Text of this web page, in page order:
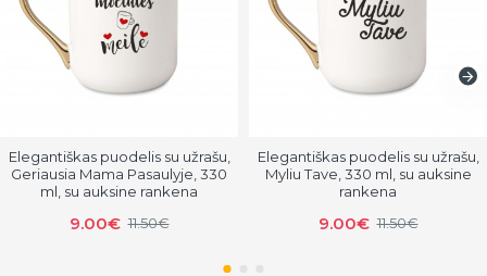
Elegantiškas puodelis su užrašu,
Geriausia Mama Pasaulyje, 330
ml, su auksine rankena
9.00€ 11.50€
Elegantiškas puodelis su užrašu,
Myliu Tave, 330 ml, su auksine
rankena
9.00€ 11.50€